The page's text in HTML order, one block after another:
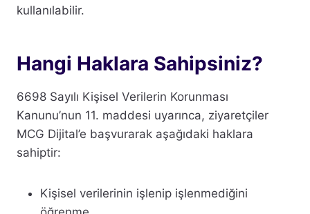
kullanılabilir.
Hangi Haklara Sahipsiniz?
6698 Sayılı Kişisel Verilerin Korunması
Kanunu’nun 11. maddesi uyarınca, ziyaretçiler
MCG Dijital’e başvurarak aşağıdaki haklara
sahiptir:
Kişisel verilerinin işlenip işlenmediğini